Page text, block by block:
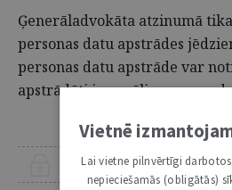
Ģenerāladvokāta atzinumā
personas datu apstrādes
personas datu apstrāde var
apstrādāti jau reāli personas
ŠIS RAKSTS PIEEJAMS “JURISTA
Vietnē
Lai vietne pilnvērtīgi
nepieciešamās (obligātās)